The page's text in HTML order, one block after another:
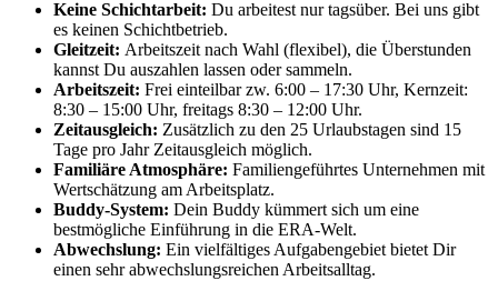
Keine Schichtarbeit: Du arbeitest nur tagsüber. Bei uns gibt
es keinen Schichtbetrieb.
Gleitzeit: Arbeitszeit nach Wahl (flexibel), die Überstunden
kannst Du auszahlen lassen oder sammeln.
Arbeitszeit: Frei einteilbar zw. 6:00 – 17:30 Uhr, Kernzeit:
8:30 – 15:00 Uhr, freitags 8:30 – 12:00 Uhr.
Zeitausgleich: Zusätzlich zu den 25 Urlaubstagen sind 15
Tage pro Jahr Zeitausgleich möglich.
Familiäre Atmosphäre: Familiengeführtes Unternehmen mit
Wertschätzung am Arbeitsplatz.
Buddy-System: Dein Buddy kümmert sich um eine
bestmögliche Einführung in die ERA-Welt.
Abwechslung: Ein vielfältiges Aufgabengebiet bietet Dir
einen sehr abwechslungsreichen Arbeitsalltag.